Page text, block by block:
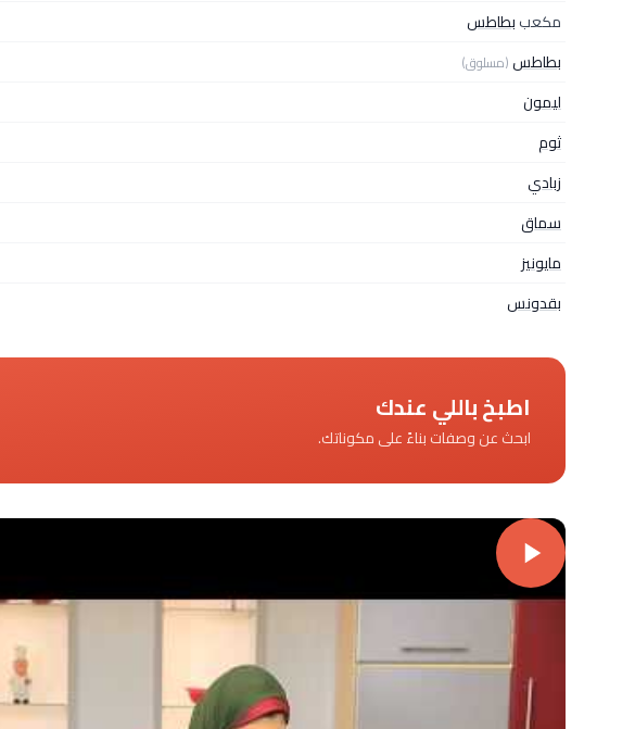
مكعببطاطس
بطاطس(مسلوق)
ليمون
ثوم
زبادي
سماق
مايونيز
بقدونس
اطبخ باللي عندك
ابحث عن وصفات بناءً على مكوناتك.